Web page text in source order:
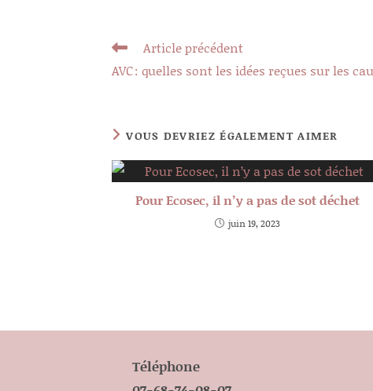
Read
articles
Article précédent
AVC : quelles sont les idées reçues sur les
VOUS DEVRIEZ ÉGALEMENT AIMER
Pour Ecosec, il n’y a pas de sot déchet
juin 19, 2023
Téléphone